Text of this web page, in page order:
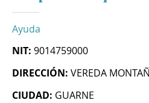
Ayuda
NIT: 9014759000
DIRECCIÓN: VEREDA
CIUDAD: GUARNE